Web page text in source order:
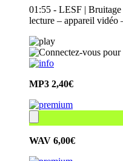
01:55 - LESF |
lecture – appareil
MP3 2,40€
WAV 6,00€